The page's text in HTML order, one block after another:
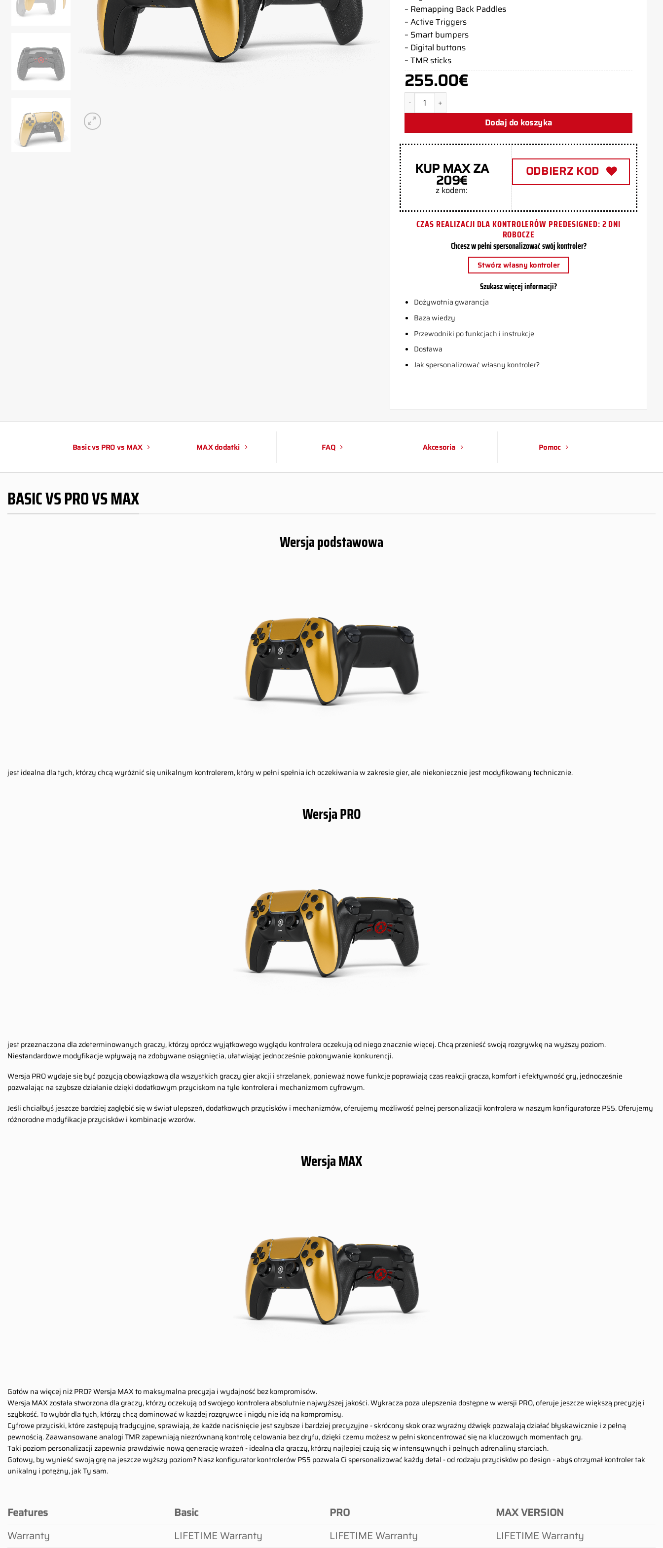
– Remapping Back Paddles
– Active Triggers
– Smart bumpers
– Digital buttons
– TMR sticks
255.00€
ilość Kontroler PS5 Solar Gold
Dodaj do koszyka
KUP MAX ZA
209€
z kodem:
ODBIERZ KOD
CZAS REALIZACJI DLA KONTROLERÓW PREDESIGNED: 2 DNI
ROBOCZE
Chcesz w pełni spersonalizować swój kontroler?
Stwórz własny kontroler
Szukasz więcej informacji?
Dożywotnia gwarancja
Baza wiedzy
Przewodniki po funkcjach i instrukcje
Dostawa
Jak spersonalizować własny kontroler?
Basic vs PRO vs MAX MAX dodatki FAQ Akcesoria Pomoc
BASIC VS PRO VS MAX
Wersja podstawowa
jest idealna dla tych, którzy chcą wyróżnić się unikalnym kontrolerem, który w pełni spełnia ich oczekiwania w zakresie gier, ale niekoniecznie jest modyfikowany technicznie.
Wersja PRO
jest przeznaczona dla zdeterminowanych graczy, którzy oprócz wyjątkowego wyglądu kontrolera oczekują od niego znacznie więcej. Chcą przenieść swoją rozgrywkę na wyższy poziom.
Niestandardowe modyfikacje wpływają na zdobywane osiągnięcia, ułatwiając jednocześnie pokonywanie konkurencji.
Wersja PRO wydaje się być pozycją obowiązkową dla wszystkich graczy gier akcji i strzelanek, ponieważ nowe funkcje poprawiają czas reakcji gracza, komfort i efektywność gry, jednocześnie
pozwalając na szybsze działanie dzięki dodatkowym przyciskom na tyle kontrolera i mechanizmom cyfrowym.
Jeśli chciałbyś jeszcze bardziej zagłębić się w świat ulepszeń, dodatkowych przycisków i mechanizmów, oferujemy możliwość pełnej personalizacji kontrolera w naszym konfiguratorze PS5. Oferujemy
różnorodne modyfikacje przycisków i kombinacje wzorów.
Wersja MAX
Gotów na więcej niż PRO? Wersja MAX to maksymalna precyzja i wydajność bez kompromisów.
Wersja MAX została stworzona dla graczy, którzy oczekują od swojego kontrolera absolutnie najwyższej jakości. Wykracza poza ulepszenia dostępne w wersji PRO, oferuje jeszcze większą precyzję i
szybkość. To wybór dla tych, którzy chcą dominować w każdej rozgrywce i nigdy nie idą na kompromisy.
Cyfrowe przyciski, które zastępują tradycyjne, sprawiają, że każde naciśnięcie jest szybsze i bardziej precyzyjne - skrócony skok oraz wyraźny dźwięk pozwalają działać błyskawicznie i z pełną
pewnością. Zaawansowane analogi TMR zapewniają niezrównaną kontrolę celowania bez dryfu, dzięki czemu możesz w pełni skoncentrować się na kluczowych momentach gry.
Taki poziom personalizacji zapewnia prawdziwie nową generację wrażeń - idealną dla graczy, którzy najlepiej czują się w intensywnych i pełnych adrenaliny starciach.
Gotowy, by wynieść swoją grę na jeszcze wyższy poziom? Nasz konfigurator kontrolerów PS5 pozwala Ci spersonalizować każdy detal - od rodzaju przycisków po design - abyś otrzymał kontroler tak
unikalny i potężny, jak Ty sam.
Features Basic PRO
MAX VERSION
Warranty
LIFETIME Warranty LIFETIME Warranty LIFETIME Warranty